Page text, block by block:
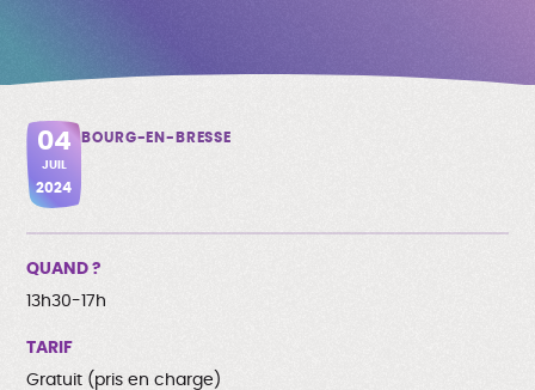
04
JUIL
2024
BOURG-EN-BRESSE
QUAND ?
13h30-17h
TARIF
Gratuit (pris en charge)